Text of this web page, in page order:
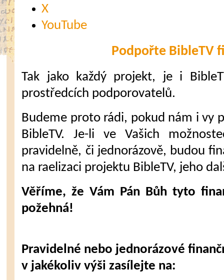
X
YouTube
Podpořte BibleTV
Tak jako každý projekt, je i
prostředcích podporovatelů.
Budeme proto rádi, pokud nám i vy
BibleTV. Je-li ve Vašich
pravidelně, či jednorázově, budou
na raelizaci projektu BibleTV, jeho
Věříme, že Vám Pán Bůh tyto
požehná!
Pravidelné nebo jednorázové
v jakékoliv výši zasílejte na: